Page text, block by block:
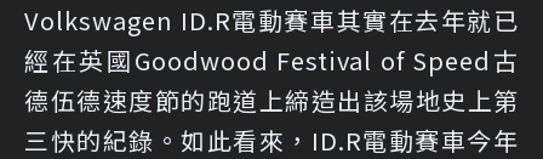
Volkswagen ID.R電動賽車其實在去年就已
經在英國Goodwood Festival of Speed古
德伍德速度節的跑道上締造出該場地史上第
三快的紀錄。如此看來，ID.R電動賽車今年